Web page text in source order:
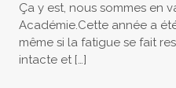
Ça y est, nous sommes en
Académie.Cette année a
même si la fatigue se fait
intacte et […]